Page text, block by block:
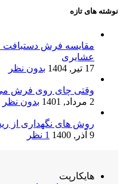
نوشته های تازه
مقایسه فرش
عشایری
17 تیر, 1404
بدون نظر
وقتی چای روی فرش
2 مرداد, 1401
بدون نظر
روش های نگهداری از
9 آذر, 1400
1 نظر
هایکارپت